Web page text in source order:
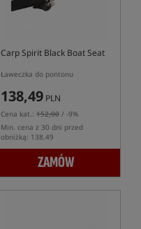
Carp Spirit Black Boat Seat
Ławeczka do pontonu
138,49 PLN
Cena kat.: 152,00 / -9%
Min. cena z 30 dni przed
obniżką: 138.49
ZAMÓW